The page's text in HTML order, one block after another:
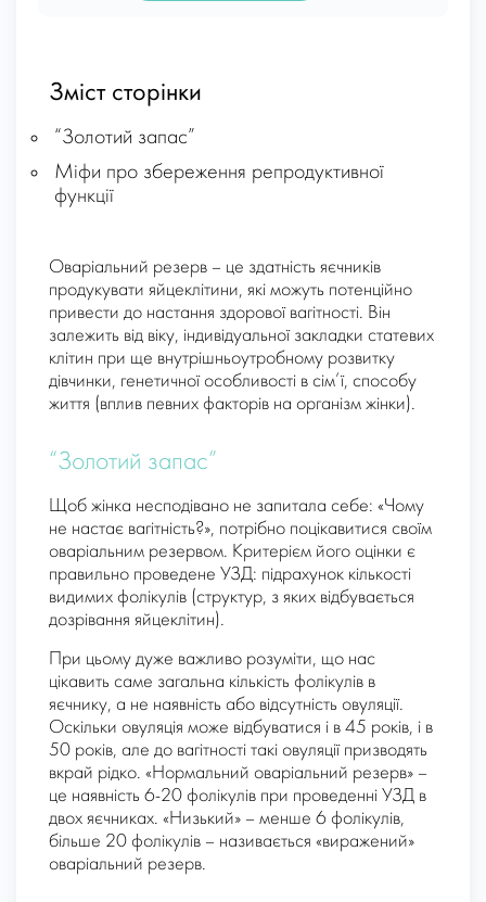
Зміст сторінки
“Золотий запас”
Міфи про збереження репродуктивної
функції
Оваріальний резерв – це здатність яєчників
продукувати яйцеклітини, які можуть потенційно
привести до настання здорової вагітності. Він
залежить від віку, індивідуальної закладки статевих
клітин при ще внутрішньоутробному розвитку
дівчинки, генетичної особливості в сім’ї, способу
життя (вплив певних факторів на організм жінки).
“Золотий запас”
Щоб жінка несподівано не запитала себе: «Чому
не настає вагітність?», потрібно поцікавитися своїм
оваріальним резервом. Критерієм його оцінки є
правильно проведене УЗД: підрахунок кількості
видимих ​​фолікулів (структур, з яких відбувається
дозрівання яйцеклітин).
При цьому дуже важливо розуміти, що нас
цікавить саме загальна кількість фолікулів в
яєчнику, а не наявність або відсутність овуляції.
Оскільки овуляція може відбуватися і в 45 років, і в
50 років, але до вагітності такі овуляції призводять
вкрай рідко. «Нормальний оваріальний резерв» –
це наявність 6-20 фолікулів при проведенні УЗД в
двох яєчниках. «Низький» – менше 6 фолікулів,
більше 20 фолікулів – називається «виражений»
оваріальний резерв.